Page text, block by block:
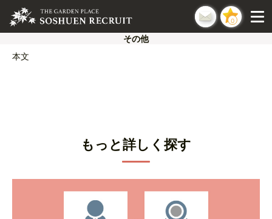
0
その他
本文
もっと詳しく探す